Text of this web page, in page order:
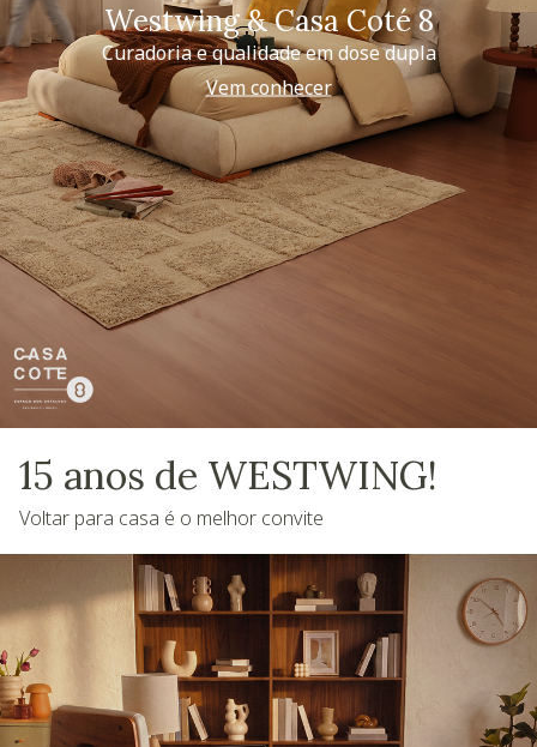
Westwing & Casa Coté 8
Curadoria e qualidade em dose dupla
Vem conhecer
15 anos de WESTWING!
Voltar para casa é o melhor convite